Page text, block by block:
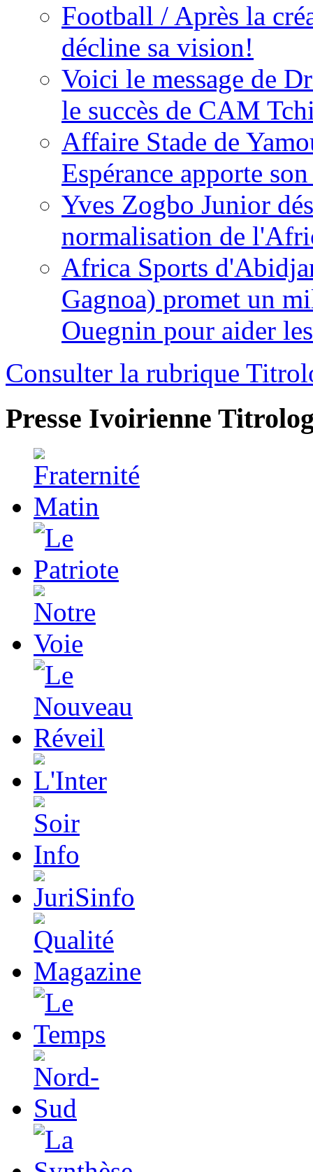
Football / Après la
décline sa vision!
Voici le message de
le succès de CAM
Affaire Stade de
Espérance apporte
Yves Zogbo Junior
normalisation de
Africa Sports
Gagnoa) promet un
Ouegnin pour aider
Consulter la rubrique
Presse Ivoirienne